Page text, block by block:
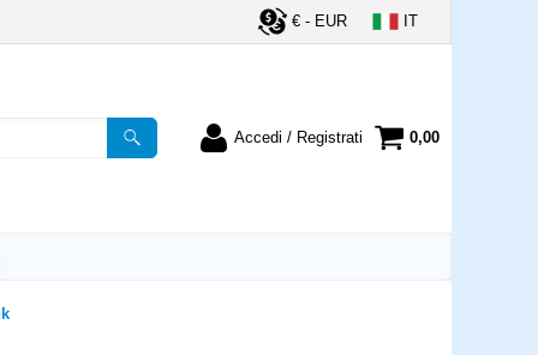
€ - EUR IT
Accedi / Registrati 0,00